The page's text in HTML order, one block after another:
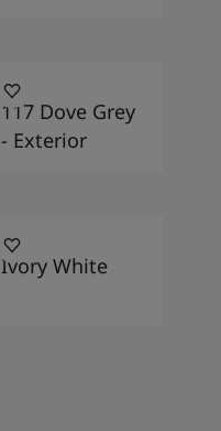
117
117 Dove Grey
- Exterior
566
Ivory White